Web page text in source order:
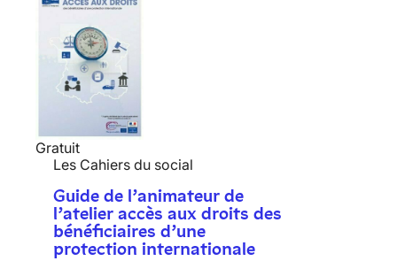
Gratuit
Les Cahiers du social
Guide de l’animateur de
l’atelier accès aux droits des
bénéficiaires d’une
protection internationale